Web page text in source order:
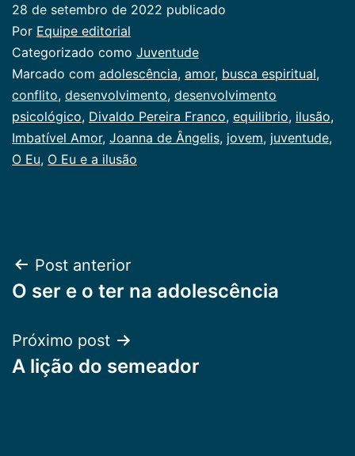
28 de setembro de 2022 publicado
Por Equipe editorial
Categorizado como Juventude
Marcado com adolescência, amor, busca espiritu­al,
conflito, desenvolvimento, desenvolvi­mento
psicológico, Divaldo Pereira Franco, equilibrio, ilusão,
Imbatível Amor, Joanna de Ângelis, jovem, juventude,
O Eu, O Eu e a ilusão
Navegação
de
Post
Post anterior
O ser e o ter na adolescência
Próximo post
A lição do semeador